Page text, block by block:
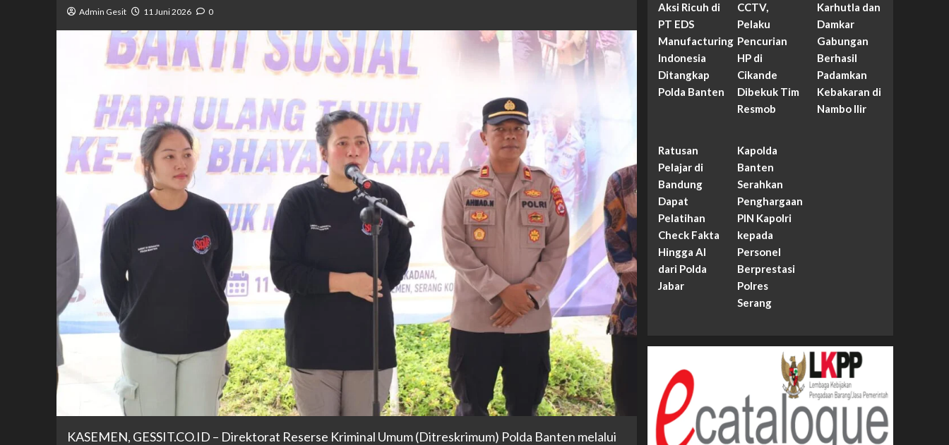
Admin Gesit 11 Juni 2026 0
KASEMEN, GESSIT.CO.ID – Direktorat Reserse Kriminal Umum (Ditreskrimum) Polda Banten melalui
Aksi Ricuh di
PT EDS
Manufacturing
Indonesia
Ditangkap
Polda Banten
CCTV,
Pelaku
Pencurian
HP di
Cikande
Dibekuk Tim
Resmob
Karhutla dan
Damkar
Gabungan
Berhasil
Padamkan
Kebakaran di
Nambo Ilir
Ratusan
Pelajar di
Bandung
Dapat
Pelatihan
Check Fakta
Hingga AI
dari Polda
Jabar
Kapolda
Banten
Serahkan
Penghargaan
PIN Kapolri
kepada
Personel
Berprestasi
Polres
Serang